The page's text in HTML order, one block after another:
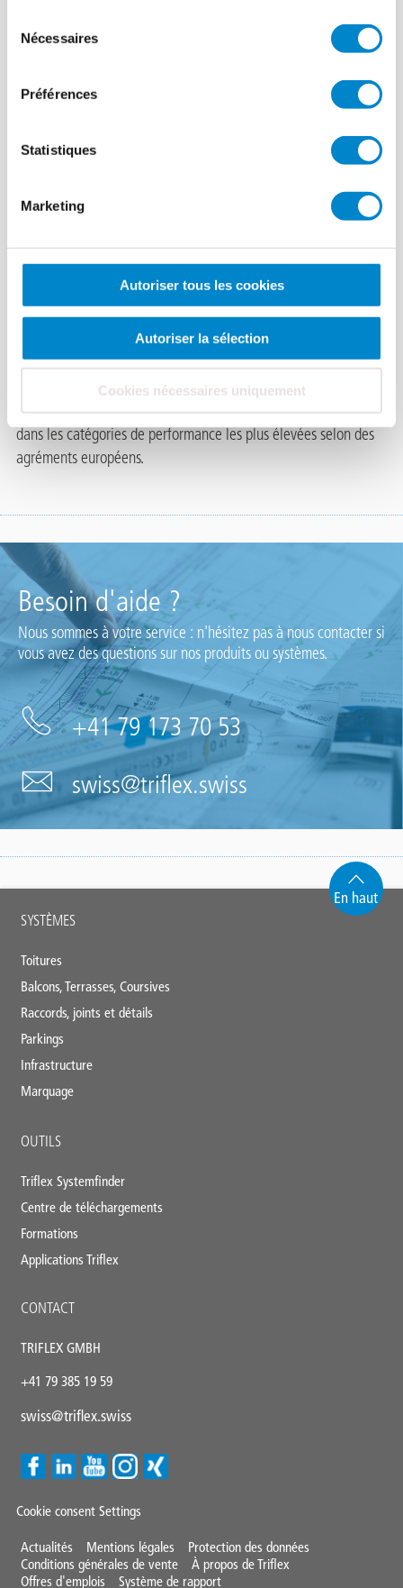
Nécessaires
Préférences
Statistiques
Marketing
Autoriser tous les cookies
Autoriser la sélection
Cookies nécessaires uniquement
1. Appliquer une couche de primaire sur les raccords muraux
et sur la surface.
Garantie
Les systèmes d'étanchéité proposés par Triflex sont certifiés
dans les catégories de performance les plus élevées selon des
agréments européens.
Besoin d'aide ?
Nous sommes à votre service : n'hésitez pas à nous contacter si
vous avez des questions sur nos produits ou systèmes.
+41 79 173 70 53
swiss@triflex.swiss
En haut
Main
SYSTÈMES
Toitures
Balcons, Terrasses, Coursives
Raccords, joints et détails
Parkings
Infrastructure
Marquage
OUTILS
Triflex Systemfinder
Centre de téléchargements
Formations
Applications Triflex
CONTACT
TRIFLEX GMBH
+41 79 385 19 59
swiss@triflex.swiss
Cookie consent Settings
Mini
Footer
Actualités Mentions légales
Protection des données
Conditions générales de vente
À propos de Triflex
Offres d'emplois
Système de rapport